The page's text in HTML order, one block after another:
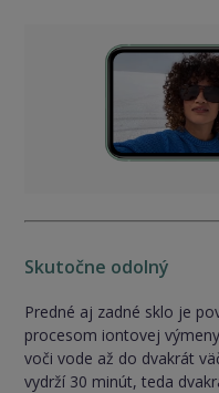
Skutočne odolný
Predné aj zadné sklo je
procesom iontovej
voči vode až do dvakrát
vydrží 30 minút, teda